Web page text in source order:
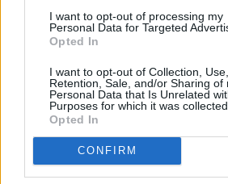
I want to opt-out of processing my
Personal Data for Targeted
Opted In
I want to opt-out of Collection, Use,
Retention, Sale, and/or Sharing of
Personal Data that Is Unrelated
Purposes for which it was collected.
Opted In
CONFIRM